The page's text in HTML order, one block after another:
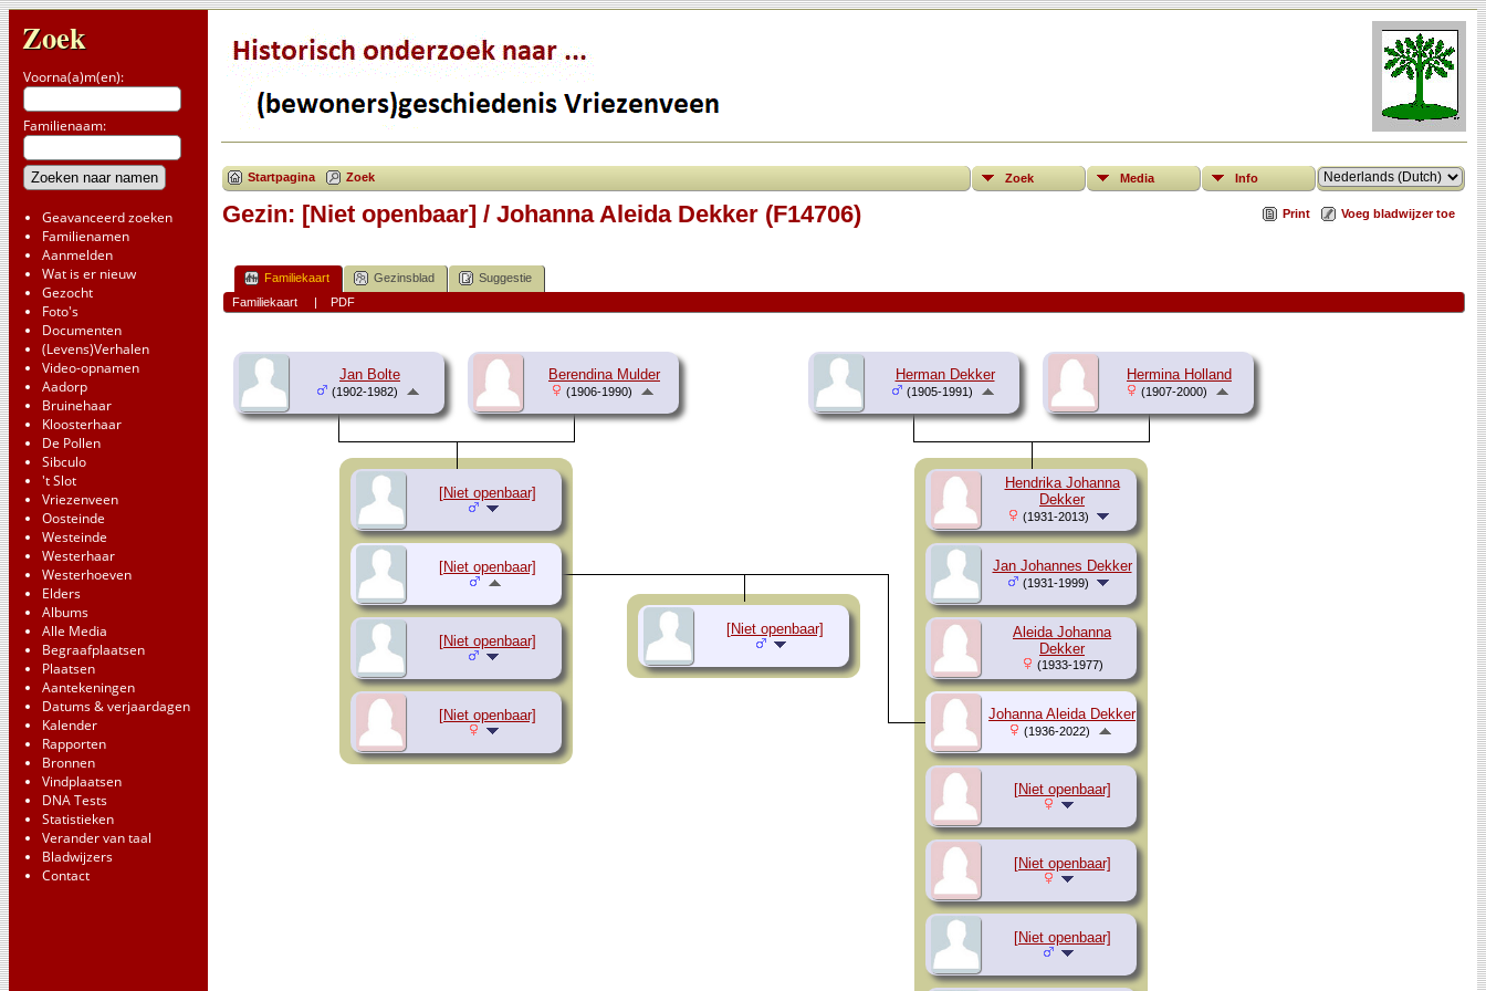
Zoek
Voorna(a)m(en):
Familienaam:
Geavanceerd zoeken
Familienamen
Aanmelden
Wat is er nieuw
Gezocht
Foto's
Documenten
(Levens)Verhalen
Video-opnamen
Aadorp
Bruinehaar
Kloosterhaar
De Pollen
Sibculo
't Slot
Vriezenveen
Oosteinde
Westeinde
Westerhaar
Westerhoeven
Elders
Albums
Alle Media
Begraafplaatsen
Plaatsen
Aantekeningen
Datums & verjaardagen
Kalender
Rapporten
Bronnen
Vindplaatsen
DNA Tests
Statistieken
Verander van taal
Bladwijzers
Contact
Startpagina Zoek Zoek Media Info
Print Voeg bladwijzer toe
Gezin: [Niet openbaar] / Johanna Aleida Dekker (F14706)
Familiekaart Gezinsblad
Suggestie
Familiekaart
| PDF
Jan Bolte
(1902-1982)
Berendina Mulder
(1906-1990)
[Niet openbaar]
[Niet openbaar]
[Niet openbaar]
Herman Dekker
(1905-1991)
Hermina Holland
(1907-2000)
Hendrika Johanna
Dekker
(1931-2013)
Jan Johannes Dekker
(1931-1999)
Aleida Johanna
Dekker
(1933-1977)
[Niet openbaar]
[Niet openbaar]
[Niet openbaar]
[Niet openbaar]
Johanna Aleida Dekker
(1936-2022)
[Niet openbaar]